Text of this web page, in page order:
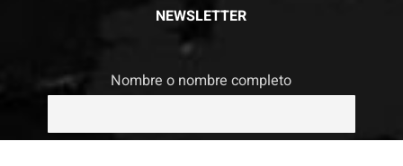
NEWSLETTER
Nombre o nombre completo